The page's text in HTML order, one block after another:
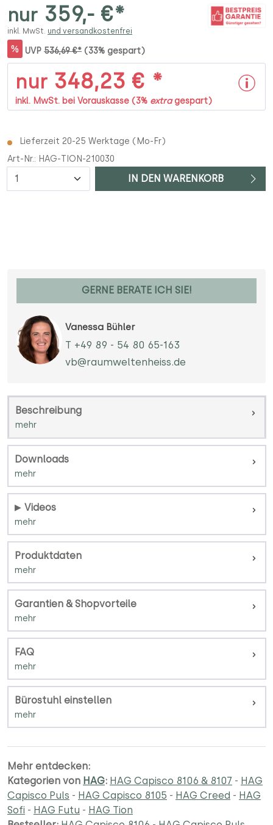
nur 359,- €*
inkl. MwSt. und versandkostenfrei
% UVP 536,69 €* (33% gespart)
nur 348,23 € *
inkl. MwSt. bei Vorauskasse (3% extragespart)
Lieferzeit 20-25 Werktage (Mo-Fr)
Art-Nr.: HAG-TION-210030
Anzahl IN DEN WARENKORB
GERNE BERATE ICH SIE!
Vanessa Bühler
T +49 89 - 54 80 65-163
vb@raumweltenheiss.de
Beschreibung
Downloads
Videos
Produktdaten
Garantien & Shopvorteile
FAQ
Bürostuhl einstellen
Mehr entdecken:
Kategorien von HAG: HAG Capisco 8106 & 8107 - HAG
Capisco Puls - HAG Capisco 8105 - HAG Creed - HAG
Sofi - HAG Futu - HAG Tion